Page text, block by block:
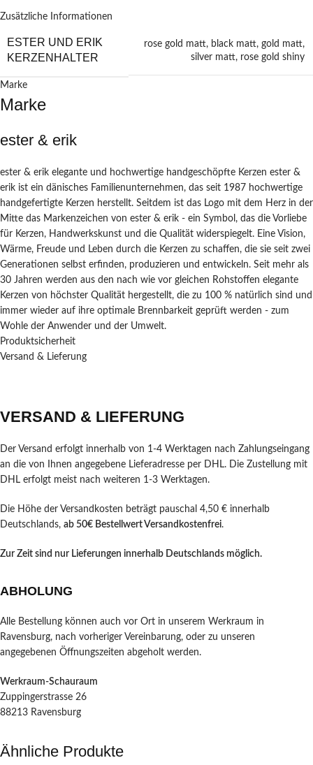
Zusätzliche Informationen
ESTER UND ERIK
KERZENHALTER
rose gold matt, black matt, gold matt,
silver matt, rose gold shiny
Marke
Marke
ester & erik
ester & erik elegante und hochwertige handgeschöpfte Kerzen ester &
erik ist ein dänisches Familienunternehmen, das seit 1987 hochwertige
handgefertigte Kerzen herstellt. Seitdem ist das Logo mit dem Herz in der
Mitte das Markenzeichen von ester & erik - ein Symbol, das die Vorliebe
für Kerzen, Handwerkskunst und die Qualität widerspiegelt. Eine Vision,
Wärme, Freude und Leben durch die Kerzen zu schaffen, die sie seit zwei
Generationen selbst erfinden, produzieren und entwickeln. Seit mehr als
30 Jahren werden aus den nach wie vor gleichen Rohstoffen elegante
Kerzen von höchster Qualität hergestellt, die zu 100 % natürlich sind und
immer wieder auf ihre optimale Brennbarkeit geprüft werden - zum
Wohle der Anwender und der Umwelt.
Produktsicherheit
Versand & Lieferung
VERSAND & LIEFERUNG
Der Versand erfolgt innerhalb von 1-4 Werktagen nach Zahlungseingang
an die von Ihnen angegebene Lieferadresse per DHL. Die Zustellung mit
DHL erfolgt meist nach weiteren 1-3 Werktagen.
Die Höhe der Versandkosten beträgt pauschal 4,50 € innerhalb
Deutschlands, ab 50€ Bestellwert Versandkostenfrei.
Zur Zeit sind nur Lieferungen innerhalb Deutschlands möglich.
ABHOLUNG
Alle Bestellung können auch vor Ort in unserem Werkraum in
Ravensburg, nach vorheriger Vereinbarung, oder zu unseren
angegebenen Öffnungszeiten abgeholt werden.
Werkraum-Schauraum
Zuppingerstrasse 26
88213 Ravensburg
Ähnliche Produkte